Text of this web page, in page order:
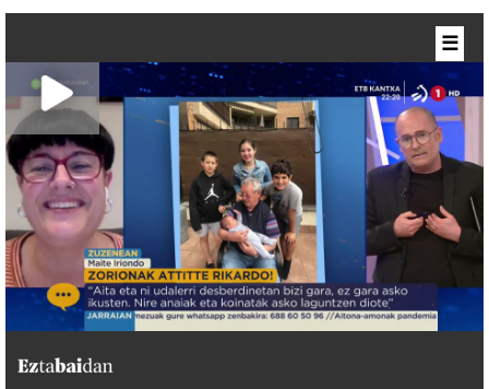
☰